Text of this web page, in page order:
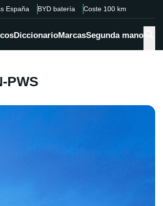
España BYD batería Coste 100 km
DiccionarioMarcasSegunda mano
PWS